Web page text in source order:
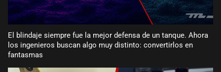
El blindaje siempre fue la mejor defensa de un tanque. Ahora
los ingenieros buscan algo muy distinto: convertirlos en
fantasmas